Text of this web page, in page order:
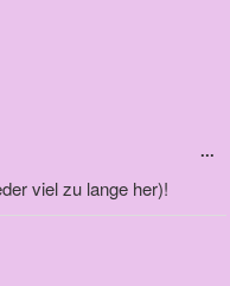
viel zu lange her)!
...